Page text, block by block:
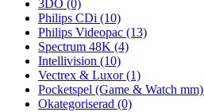
3DO (0)
Philips CDi (10)
Philips Videopac (13)
Spectrum 48K (4)
Intellivision (10)
Vectrex & Luxor(1)
Pocketspel (Game & Watch mm)
Okategoriserad (0)